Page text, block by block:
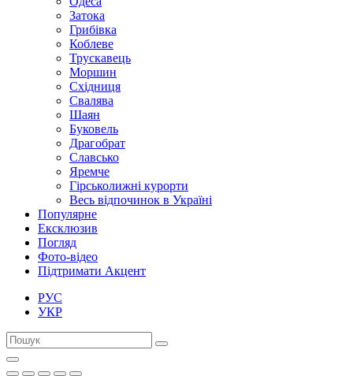
Затока
Грибівка
Коблеве
Трускавець
Моршин
Східниця
Свалява
Шаян
Буковель
Драгобрат
Славсько
Яремче
Гірськолижні курорти
Весь відпочинок в Україні
Популярне
Ексклюзив
Погляд
Фото-відео
Підтримати Акцент
РУС
УКР